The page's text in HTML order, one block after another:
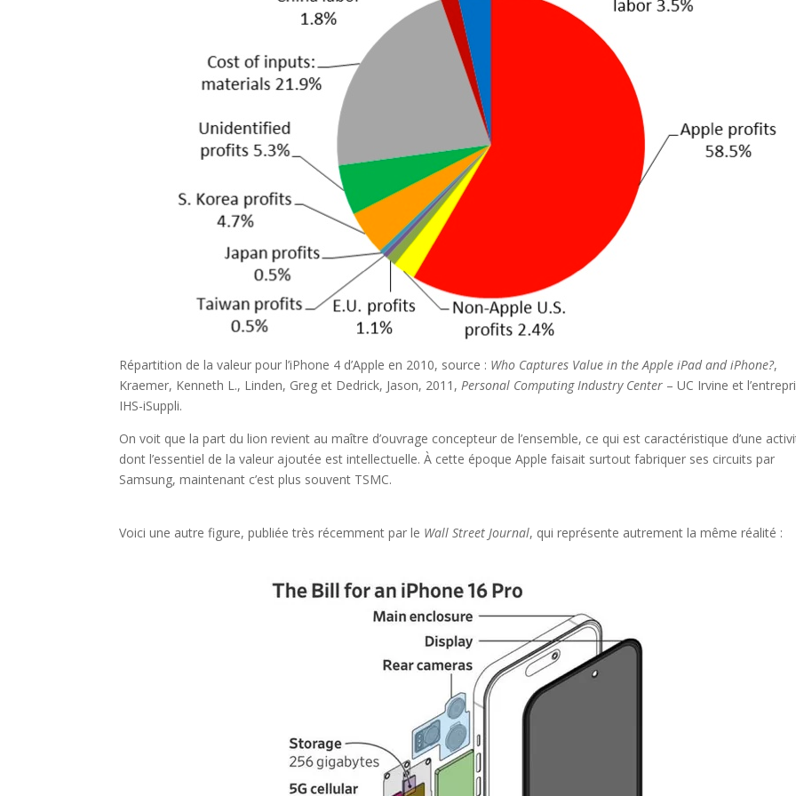
Répartition de la valeur pour l’iPhone 4 d’Apple en 2010, source : Who Captures Value in the Apple iPad and iPhone?,
Kraemer, Kenneth L., Linden, Greg et Dedrick, Jason, 2011,Personal Computing Industry Center – UC Irvine et
IHS-iSuppli.
On voit que la part du lion revient au maître d’ouvrage concepteur de l’ensemble, ce qui est caractéristique d’une
dont l’essentiel de la valeur ajoutée est intellectuelle. À cette époque Apple faisait surtout fabriquer ses circuits par
Samsung, maintenant c’est plus souvent TSMC.
Voici une autre figure, publiée très récemment par le Wall Street Journal, qui représente autrement la même réalité :